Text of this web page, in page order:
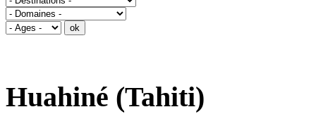
Huahiné (Tahiti)